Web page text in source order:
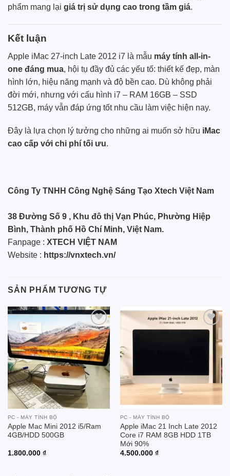
phẩm mang lại giá trị sử dụng cao trong tầm giá.
Kết luận
Apple iMac 27-inch Late 2012 i7 là mẫu máy tính all-in-
one đáng mua, hội tụ đầy đủ các yếu tố: thiết kế đẹp, màn
hình lớn, hiệu năng mạnh và độ bền cao. Dù không phải
đời mới, nhưng với cấu hình i7 – RAM 16GB – SSD
512GB, máy vẫn đáp ứng tốt nhu cầu làm việc hiện nay.
Đây là lựa chọn lý tưởng cho những ai muốn sở hữu iMac
cao cấp với chi phí tối ưu.
Công Ty TNHH Công Nghệ Sáng Tạo Xtech Việt Nam
38 Đường Số 9 , Khu đô thị Vạn Phúc, Phường Hiệp
Bình, Thành phố Hồ Chí Minh, Việt Nam.
Fanpage : XTECH VIỆT NAM
Website : https://vnxtech.vn/
SẢN PHẨM TƯƠNG TỰ
Add to
wishlist
PC - MÁY TÍNH BỘ
Apple Mac Mini 2012 i5/Ram
4GB/HDD 500GB
1.800.000 ₫
Add to
wishlist
PC - MÁY TÍNH BỘ
Apple iMac 21 Inch Late 2012
Core i7 RAM 8GB HDD 1TB
Mới 90%
4.500.000 ₫